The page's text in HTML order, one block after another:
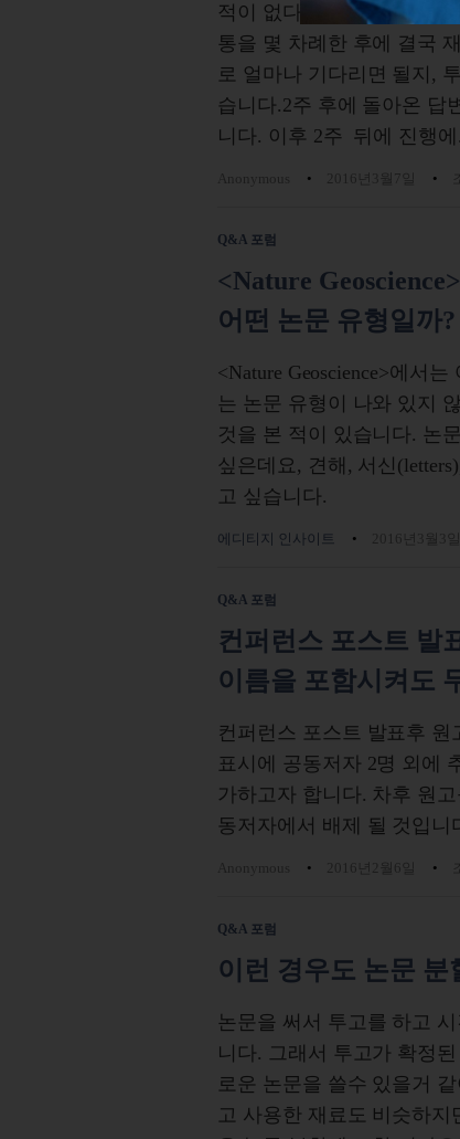
적이 없다였습니다. 그래서
통을 몇 차례한 후에 결국
로 얼마나 기다리면 될지,
습니다.2주 후에 돌아온 답
니다. 이후 2주 뒤에 진행에
Anonymous 2016년3월7일
Q&A 포럼
<Nature
어떤 논문 유형일까?
<Nature Geoscience>에서
는 논문 유형이 나와 있지
것을 본 적이 있습니다. 논
싶은데요, 견해, 서신
고 싶습니다.
에디티지 인사이트 2016년3월3일
Q&A 포럼
컨퍼런스 포스트 발
이름을 포함시켜도
컨퍼런스 포스트 발표후
표시에 공동저자 2명 외에
가하고자 합니다. 차후 원
동저자에서 배제 될 것입니
Anonymous 2016년2월6일
Q&A 포럼
이런 경우도 논문 분
논문을 써서 투고를 하고
니다. 그래서 투고가 확정
로운 논문을 쓸수 있을거
고 사용한 재료도 비슷하